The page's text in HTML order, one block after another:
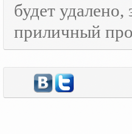
будет
приличный